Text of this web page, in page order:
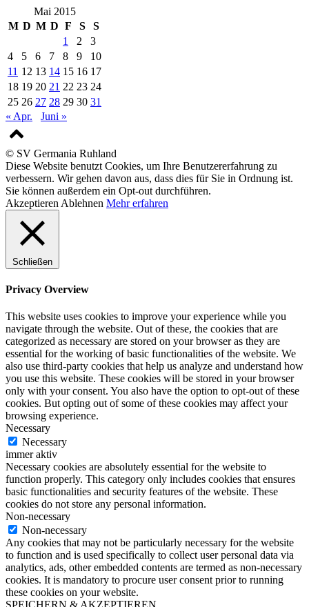
Mai 2015
M D M D F S
S
1
2
3
4
5 6 7 8 9
10
11 12 13 14 15 16 17
18 19 20 21 22 23 24
25 26 27 28 29 30 31
« Apr.
Juni »
© SV Germania Ruhland
Diese Website benutzt Cookies, um Ihre Benutzererfahrung zu
verbessern. Wir gehen davon aus, dass dies für Sie in Ordnung ist.
Sie können außerdem ein Opt-out durchführen.
Akzeptieren Ablehnen Mehr erfahren
Schließen
Privacy Overview
This website uses cookies to improve your experience while you
navigate through the website. Out of these, the cookies that are
categorized as necessary are stored on your browser as they are
essential for the working of basic functionalities of the website. We
also use third-party cookies that help us analyze and understand how
you use this website. These cookies will be stored in your browser
only with your consent. You also have the option to opt-out of these
cookies. But opting out of some of these cookies may affect your
browsing experience.
Necessary
Necessary
immer aktiv
Necessary cookies are absolutely essential for the website to
function properly. This category only includes cookies that ensures
basic functionalities and security features of the website. These
cookies do not store any personal information.
Non-necessary
Non-necessary
Any cookies that may not be particularly necessary for the website
to function and is used specifically to collect user personal data via
analytics, ads, other embedded contents are termed as non-necessary
cookies. It is mandatory to procure user consent prior to running
these cookies on your website.